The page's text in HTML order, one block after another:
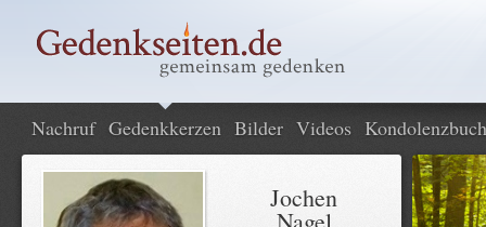
Nachruf Gedenkkerzen Bilder Videos Kondolenzbuch
Jochen